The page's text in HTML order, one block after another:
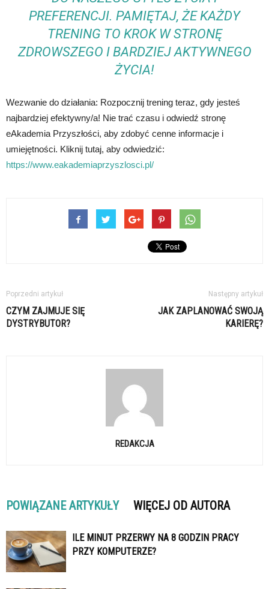
PREFERENCJI. PAMIĘTAJ, ŻE KAŻDY
TRENING TO KROK W STRONĘ
ZDROWSZEGO I BARDZIEJ AKTYWNEGO
ŻYCIA!
Wezwanie do działania: Rozpocznij trening teraz, gdy jesteś
najbardziej efektywny/a! Nie trać czasu i odwiedź stronę
eAkademia Przyszłości, aby zdobyć cenne informacje i
umiejętności. Kliknij tutaj, aby odwiedzić:
https://www.eakademiaprzyszlosci.pl/
Poprzedni artykuł
CZYM ZAJMUJE SIĘ
DYSTRYBUTOR?
Następny artykuł
JAK ZAPLANOWAĆ SWOJĄ
KARIERĘ?
REDAKCJA
POWIĄZANE ARTYKUŁY WIĘCEJ OD AUTORA
ILE MINUT PRZERWY NA 8 GODZIN PRACY
PRZY KOMPUTERZE?